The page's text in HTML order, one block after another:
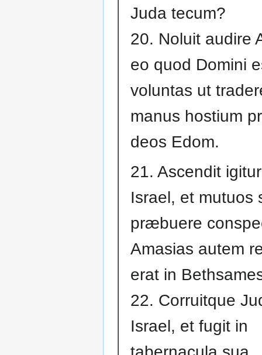
Juda tecum?
20. Noluit audire
eo quod Domini
voluntas ut
manus hostium
deos Edom.
21. Ascendit
Israel, et mutuos
præbuere
Amasias autem
erat in
22. Corruitque
Israel, et fugit in